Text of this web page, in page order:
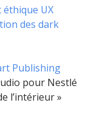
UX
des dark
Publishing
pour Nestlé
l’intérieur »